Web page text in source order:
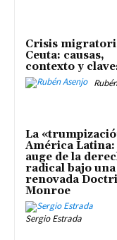
Crisis
Ceuta: causas,
contexto y
La
América Latina:
auge de la
radical bajo una
renovada
Monroe
Sergio Estrada